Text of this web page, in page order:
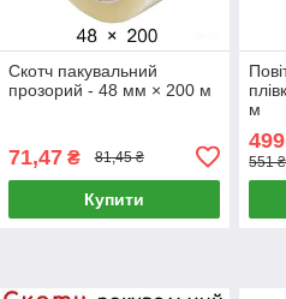
Скотч пакувальний
прозорий - 48 мм × 200 м
71,47₴ 81,45 ₴
Купити
м
499
551